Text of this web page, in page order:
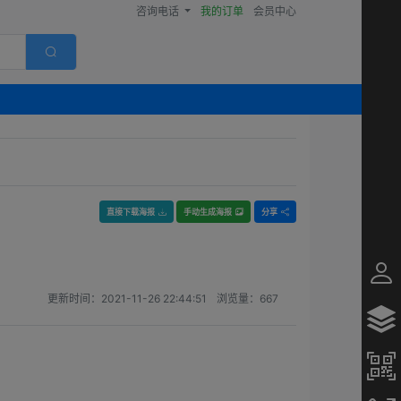
咨询电话 我的订单 会员中心
直接下载海报 手动生成海报 分享
更新时间： 2021-11-26 22:44:51 浏览量： 667